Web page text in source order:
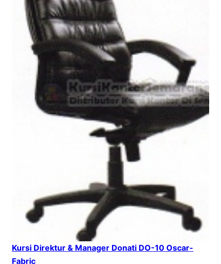
Kursi Direktur & Manager Donati DO-10 Oscar-
Fabric